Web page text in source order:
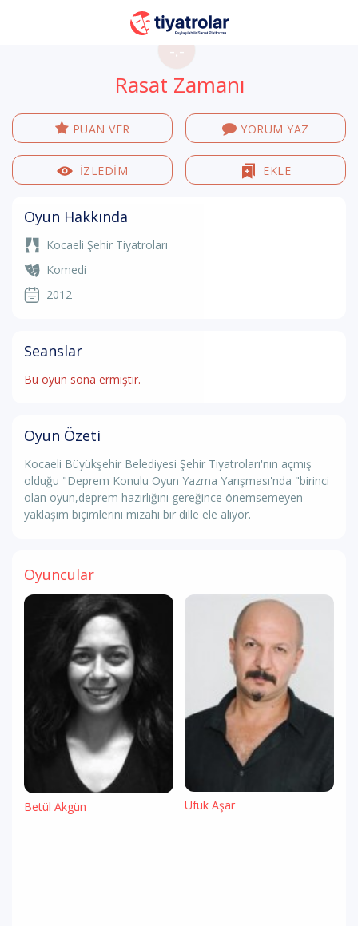
-.-
Rasat Zamanı
PUAN VER YORUM YAZ
İZLEDİM EKLE
Oyun Hakkında
Kocaeli Şehir Tiyatroları
Komedi
2012
Seanslar
Bu oyun sona ermiştir.
Oyun Özeti
Kocaeli Büyükşehir Belediyesi Şehir Tiyatroları'nın açmış
olduğu "Deprem Konulu Oyun Yazma Yarışması'nda "birinci
olan oyun,deprem hazırlığını gereğince önemsemeyen
yaklaşım biçimlerini mizahi bir dille ele alıyor.
Oyuncular
Betül Akgün Ufuk Aşar